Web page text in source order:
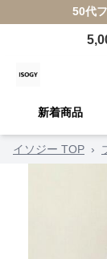
50代
新着商品
イソジー TOP ›